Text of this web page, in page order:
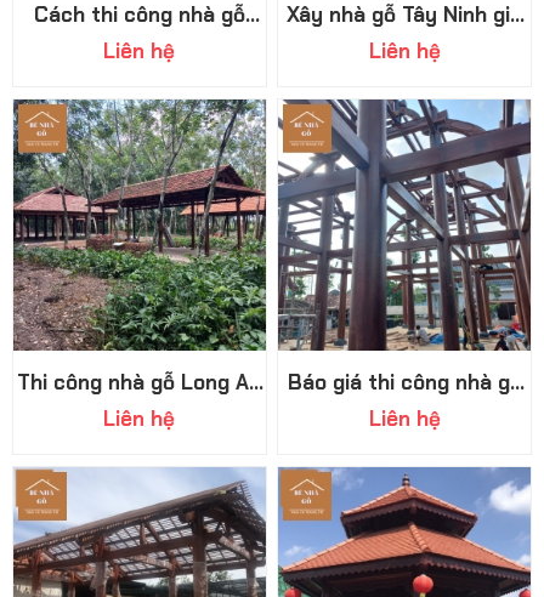
Cách thi công nhà gỗ
truyền thống, quy tình
thi công chuyên nghiệp
Liên hệ
Xây nhà gỗ Tây Ninh giá
rẻ: Tiết kiệm nhưng đẳng
cấp
Liên hệ
Thi công nhà gỗ Long An
bền, đẹp, giá cạnh tranh
Liên hệ
Báo giá thi công nhà gỗ
Tây Ninh chi tiết mới
nhất 2026
Liên hệ